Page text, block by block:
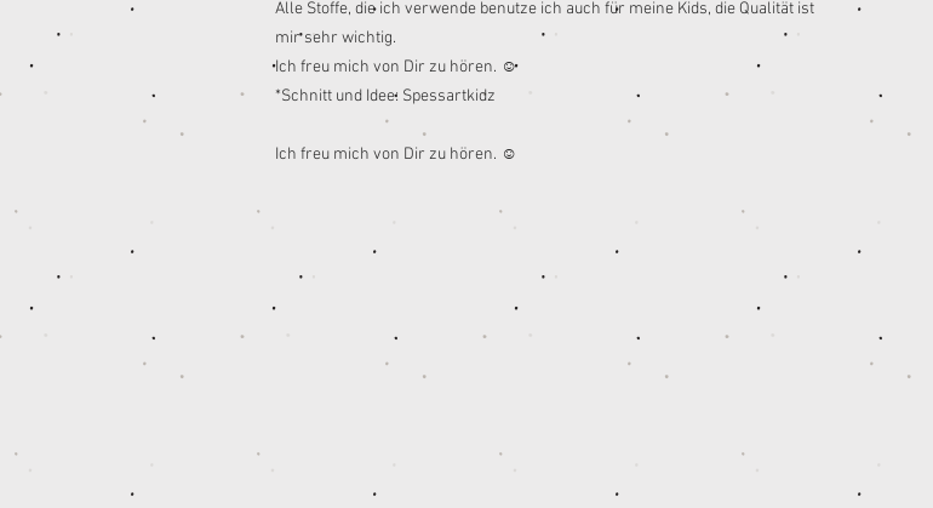
Alle Stoffe, die ich verwende benutze ich auch für meine Kids, die Qualität ist
mir sehr wichtig.
Ich freu mich von Dir zu hören. ☺️
*Schnitt und Idee: Spessartkidz
Ich freu mich von Dir zu hören. ☺️